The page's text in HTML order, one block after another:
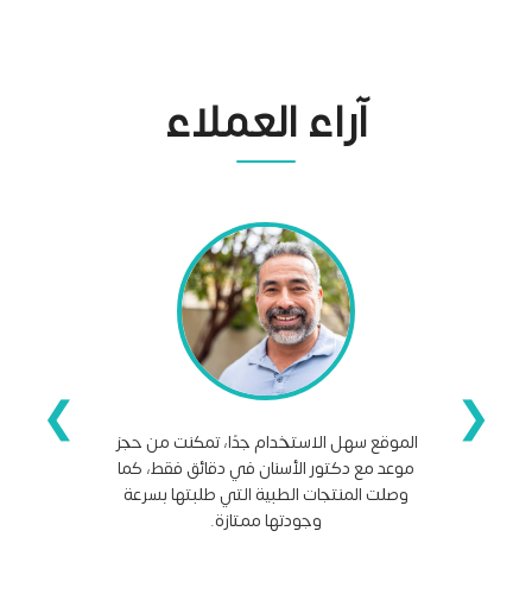
آراء العملاء
❯
الموقع سهل الاستخدام جدًا، تمكنت من حجز
موعد مع دكتور الأسنان في دقائق فقط، كما
وصلت المنتجات الطبية التي طلبتها بسرعة
وجودتها ممتازة.
❮